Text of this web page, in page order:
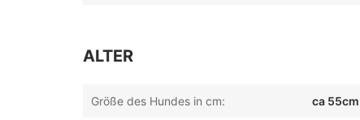
ALTER
Größe des Hundes in cm: ca 55cm